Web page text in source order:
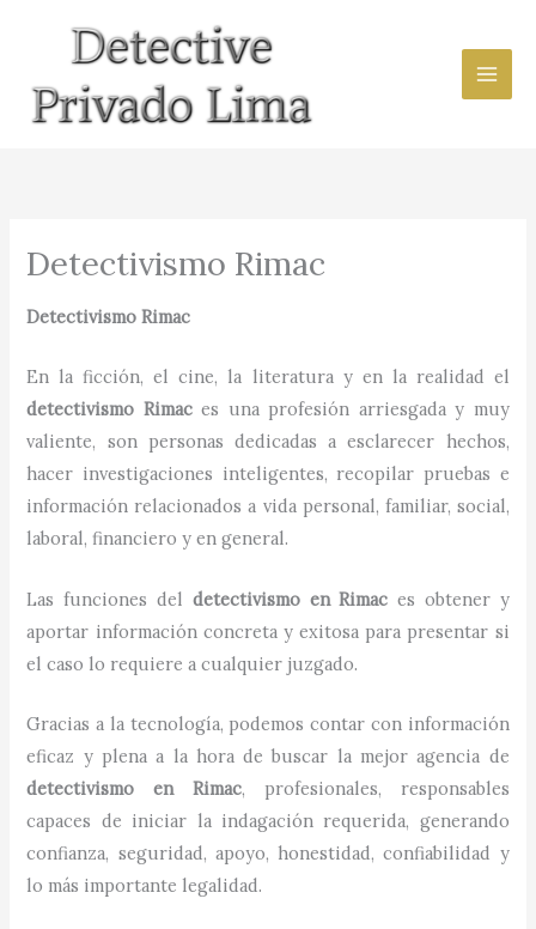
contenido
Detectivismo Rimac
Detectivismo Rimac
En la ficción, el cine, la literatura y en la realidad el
detectivismo Rimaces una profesión arriesgada y muy
valiente, son personas dedicadas a esclarecer hechos,
hacer investigaciones inteligentes, recopilar pruebas e
información relacionados a vida personal, familiar, social,
laboral, financiero y en general.
Las funciones del detectivismoenRimaces obtener y
aportar información concreta y exitosa para presentar si
el caso lo requiere a cualquier juzgado.
Gracias a la tecnología, podemos contar con información
eficaz y plena a la hora de buscar la mejor agencia de
detectivismo en Rimac, profesionales, responsables
capaces de iniciar la indagación requerida, generando
confianza, seguridad, apoyo, honestidad, confiabilidad y
lo más importante legalidad.